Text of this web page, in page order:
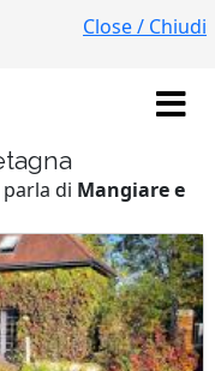
Close / Chiudi
di Mangiare e